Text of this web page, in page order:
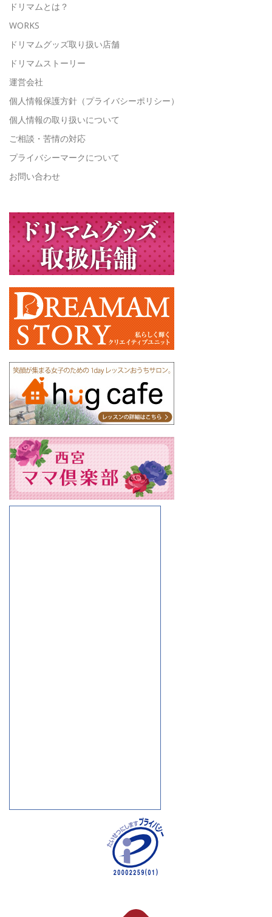
ドリマムとは？
WORKS
ドリマムグッズ取り扱い店舗
ドリマムストーリー
運営会社
個人情報保護方針（プライバシーポリシー）
個人情報の取り扱いについて
ご相談・苦情の対応
プライバシーマークについて
お問い合わせ